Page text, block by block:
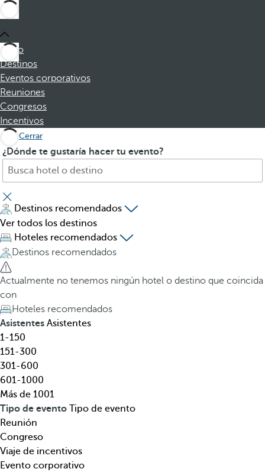
Inicio
Destinos
Eventos corporativos
Reuniones
Congresos
Incentivos
Cerrar
¿Dónde te gustaría hacer tu evento?
B
s
q
u
e
h
o
t
e
l
,
d
e
s
t
i
n
o
,
t
e
m
A
p
u
l
s
a
r
l
a
t
e
c
l
a
d
e
f
l
e
c
h
a
Destinos recomendados
Ver todos los destinos
Hoteles recomendados
Destinos recomendados
Actualmente no tenemos ningún hotel o destino que coincida
con
Hoteles recomendados
Asistentes Asistentes
1-150
151-300
301-600
601-1000
Más de 1001
Tipo de evento Tipo de evento
Reunión
Congreso
Viaje de incentivos
Evento corporativo